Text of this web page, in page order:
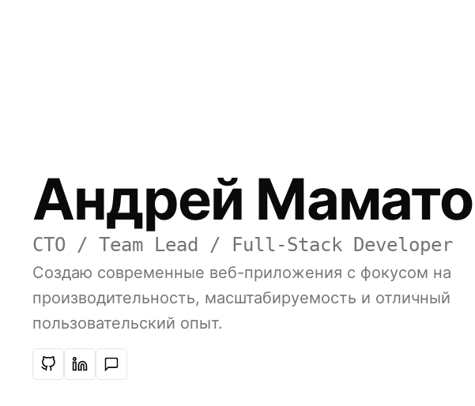
Андрей
CTO / Team Lead / Full-Stack Developer
Создаю современные веб-приложения с фокусом на
производительность, масштабируемость и отличный
пользовательский опыт.